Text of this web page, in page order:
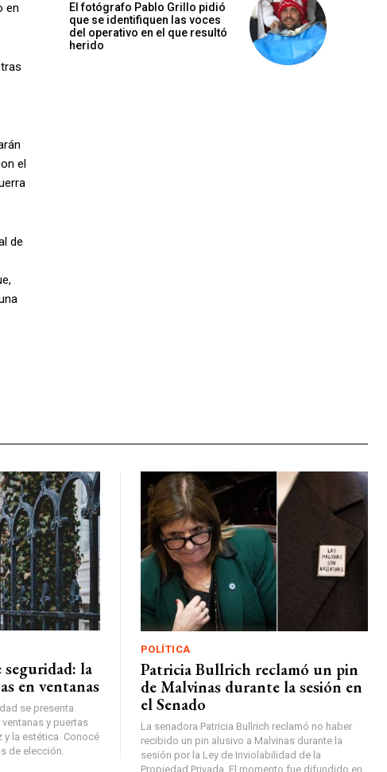
en
el
de
El fotógrafo Pablo Grillo pidió
que se identifiquen las voces
del operativo en el que resultó
herido
la
en ventanas
se presenta
y puertas
y la estética. Conocé
de elección.
POLÍTICA
Patricia Bullrich reclamó un pin
de Malvinas durante la sesión en
el Senado
La senadora Patricia Bullrich reclamó no haber
recibido un pin alusivo a Malvinas durante la
sesión por la Ley de Inviolabilidad de la
Propiedad Privada. El momento fue difundido en